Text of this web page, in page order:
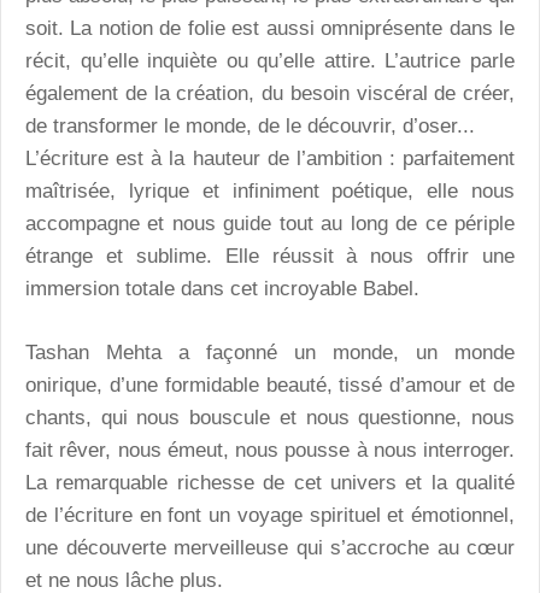
soit. La notion de folie est aussi omniprésente dans le
récit, qu’elle inquiète ou qu’elle attire. L’autrice parle
également de la création, du besoin viscéral de créer,
de transformer le monde, de le découvrir, d’oser...
L’écriture est à la hauteur de l’ambition : parfaitement
maîtrisée, lyrique et infiniment poétique, elle nous
accompagne et nous guide tout au long de ce périple
étrange et sublime. Elle réussit à nous offrir une
immersion totale dans cet incroyable Babel.
Tashan Mehta a façonné un monde, un monde
onirique, d’une formidable beauté, tissé d’amour et de
chants, qui nous bouscule et nous questionne, nous
fait rêver, nous émeut, nous pousse à nous interroger.
La remarquable richesse de cet univers et la qualité
de l’écriture en font un voyage spirituel et émotionnel,
une découverte merveilleuse qui s’accroche au cœur
et ne nous lâche plus.